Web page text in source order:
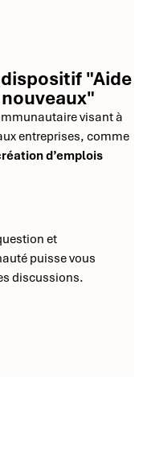
"Aide
visant à
entreprises, comme
d’emplois
et
puisse vous
discussions.